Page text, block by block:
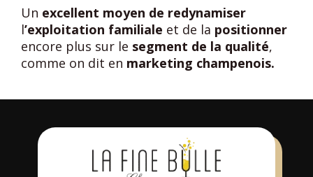
Un excellent moyen de redynamiser
l’exploitation familiale et de la positionner
encore plus sur le segment de la qualité,
comme on dit en marketing champenois.